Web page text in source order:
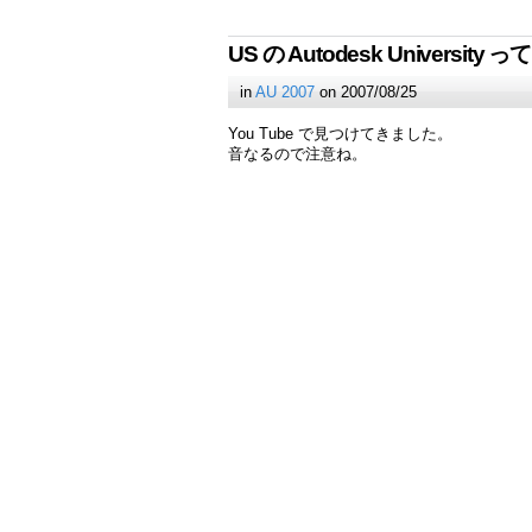
US の Autodesk University っ
inAU 2007 on 2007/08/25
You Tube で見つけてきました。
音なるので注意ね。